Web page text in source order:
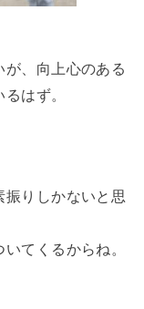
、向上心のある
はず。
りしかないと思
てくるからね。